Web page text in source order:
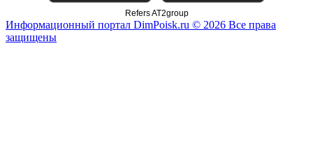
Refers AT2group
Информационный портал DimPoisk.ru © 2026 Все права
защищены